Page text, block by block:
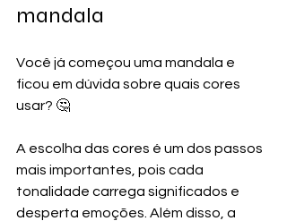
mandala
Você já começou uma mandala e
ficou em dúvida sobre quais cores
usar? 🤔
A escolha das cores é um dos passos
mais importantes, pois cada
tonalidade carrega significados e
desperta emoções. Além disso, a